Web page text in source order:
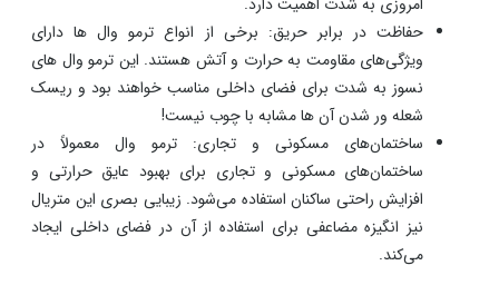
حفاظت در برابر حریق: برخی از انواع ترمو وال ‌ها دارای
ویژگی‌های مقاومت به حرارت و آتش هستند. این ترمو وال های
نسوز به شدت برای فضای داخلی مناسب خواهند بود و ریسک
شعله ور شدن آن ها مشابه با چوب نیست!
ساختمان‌های مسکونی و تجاری: ترمو وال معمولاً در
ساختمان‌های مسکونی و تجاری برای بهبود عایق حرارتی و
افزایش راحتی ساکنان استفاده می‌شود. زیبایی بصری این متریال
نیز انگیزه مضاعفی برای استفاده از آن در فضای داخلی ایجاد
می‌کند.